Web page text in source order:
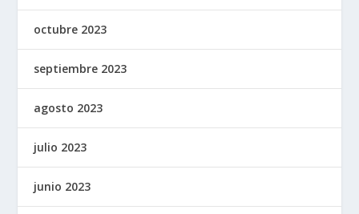
octubre 2023
septiembre 2023
agosto 2023
julio 2023
junio 2023